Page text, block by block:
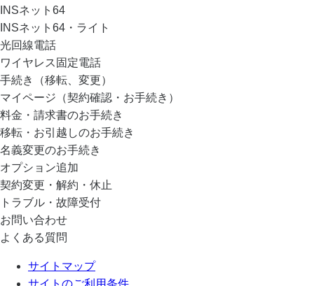
INSネット64
INSネット64・ライト
光回線電話
ワイヤレス固定電話
手続き（移転、変更）
マイページ（契約確認・お手続き）
料金・請求書のお手続き
移転・お引越しのお手続き
名義変更のお手続き
オプション追加
契約変更・解約・休止
トラブル・故障受付
お問い合わせ
よくある質問
サイトマップ